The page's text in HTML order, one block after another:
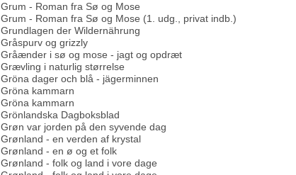
Grum - Roman fra Sø og Mose
Grum - Roman fra Sø og Mose (1. udg., privat indb.)
Grundlagen der Wildernährung
Gråspurv og grizzly
Gråænder i sø og mose - jagt og opdræt
Grævling i naturlig størrelse
Gröna dager och blå - jägerminnen
Gröna kammarn
Gröna kammarn
Grönlandska Dagboksblad
Grøn var jorden på den syvende dag
Grønland - en verden af krystal
Grønland - en ø og et folk
Grønland - folk og land i vore dage